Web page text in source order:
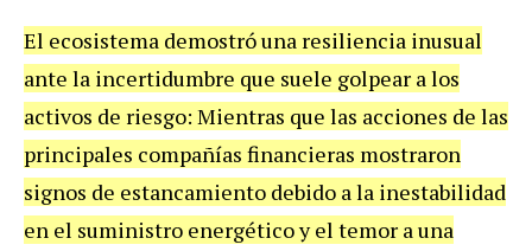
El ecosistema demostró una resiliencia inusual
ante la incertidumbre que suele golpear a los
activos de riesgo: Mientras que las acciones de las
principales compañías financieras mostraron
signos de estancamiento debido a la inestabilidad
en el suministro energético y el temor a una